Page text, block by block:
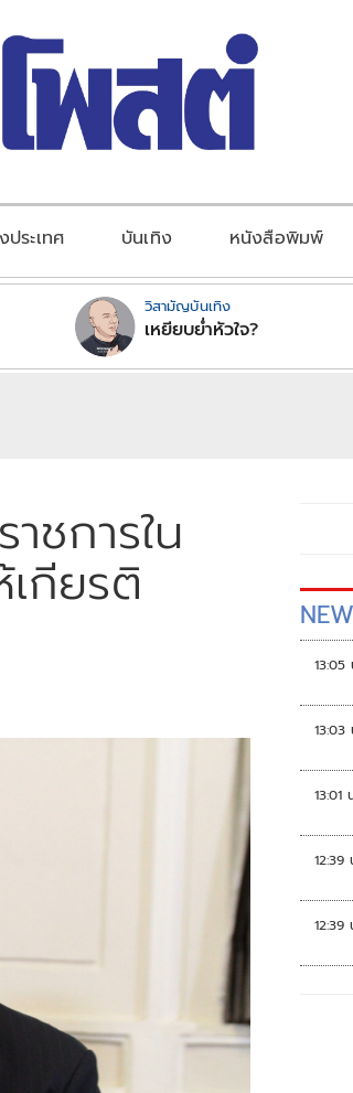
ประเทศ บันเทิง หนังสือพิมพ์
วิสามัญบันเทิง
เหยียบย่ำหัวใจ?
ชการใน
กียรติ
13:05
13:03
13:01
12:39
12:39